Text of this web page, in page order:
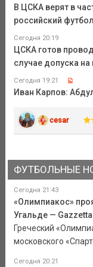
В ЦСКА верят в
российский
Сегодня 20:19
ЦСКА готов
случае допуска
Сегодня 19:21
Иван Карпов:
cesar
ФУТБОЛЬНЫЕ
Сегодня 21:43
«Олимпиакос»
Угальде — Gazzetta
Греческий
московского
Сегодня 20:21